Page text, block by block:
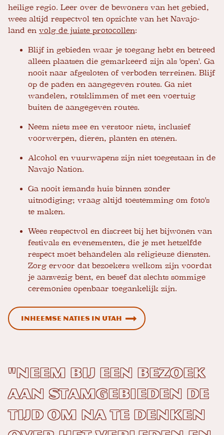
heilige regio. Leer over de bewoners van het gebied,
wees altijd respectvol ten opzichte van het Navajo-
land en volg de juiste protocollen:
Blijf in gebieden waar je toegang hebt en betreed
alleen plaatsen die gemarkeerd zijn als 'open'. Ga
nooit naar afgesloten of verboden terreinen. Blijf
op de paden en aangegeven routes. Ga niet
wandelen, rotsklimmen of met een voertuig
buiten de aangegeven routes.
Neem niets mee en verstoor niets, inclusief
voorwerpen, dieren, planten en stenen.
Alcohol en vuurwapens zijn niet toegestaan ​​in de
Navajo Nation.
Ga nooit iemands huis binnen zonder
uitnodiging; vraag altijd toestemming om foto's
te maken.
Wees respectvol en discreet bij het bijwonen van
festivals en evenementen, die je met hetzelfde
respect moet behandelen als religieuze diensten.
Zorg ervoor dat bezoekers welkom zijn voordat
je aanwezig bent, en besef dat slechts sommige
ceremonies openbaar toegankelijk zijn.
Inheemse naties in Utah
"Neem bij een bezoek
aan stamgebieden de
tijd om na te denken